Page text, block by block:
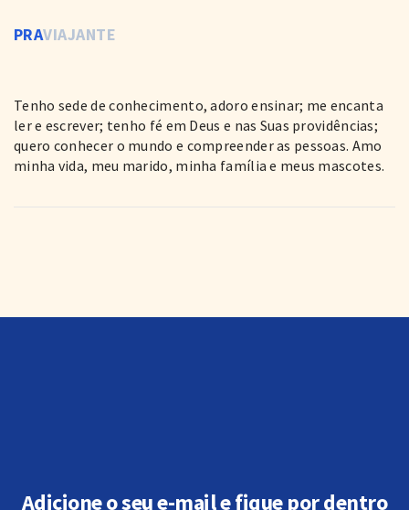
PRAVIAJANTE
Tenho sede de conhecimento, adoro ensinar; me encanta
ler e escrever; tenho fé em Deus e nas Suas providências;
quero conhecer o mundo e compreender as pessoas. Amo
minha vida, meu marido, minha família e meus mascotes.
Adicione o seu e-mail e fique por dentro